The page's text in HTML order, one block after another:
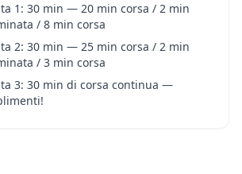
1: 30 min — 20 min corsa / 2 min
/ 8 min corsa
2: 30 min — 25 min corsa / 2 min
/ 3 min corsa
3: 30 min di corsa continua —